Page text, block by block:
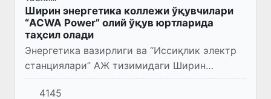
Ширин энергетика коллежи ўқувчилари
“ACWA Power” олий ўқув юртларида
таҳсил олади
Энергетика вазирлиги ва “Иссиқлик электр
станциялари” АЖ тизимидаги Ширин
энергетика коллежига Саудия
Арабистонининг “ACWA Power” компанияси
4145